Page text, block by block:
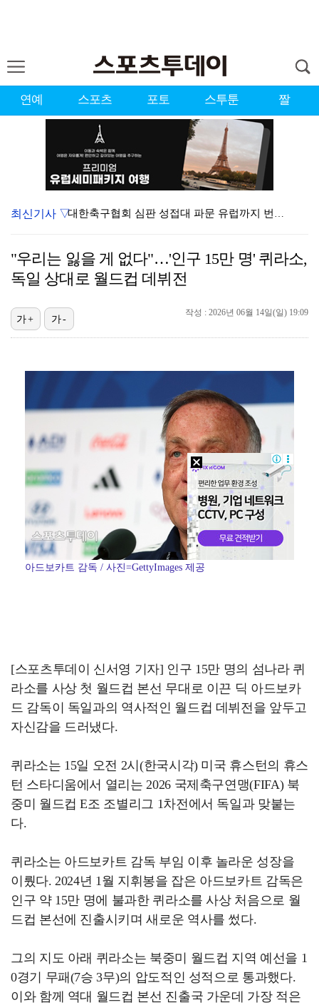
연예 스포츠 포토 스투툰 짤
대한축구협회 심판 성접대 파문 유럽까지 번졌다…佛 매체…
'첫 승 도전' 장은수 "우승 의식하기보다 내 플레이에…
[ST포토] 선수들 지켜보는 디에고 시메오네 감독
[ST포토] 이강인, 달리는 슛돌이
[ST포토] 이강인, 이적 후 팬들 앞에서 첫 일정
[ST포토] 이강인 보는 토마르마
[ST포토] 이강인, 환하게 웃으며
최신기사 ▽
"우리는 잃을 게 없다"…'인구 15만 명' 퀴라소,
독일 상대로 월드컵 데뷔전
작성 : 2026년 06월 14일(일) 19:09
가+ 가-
아드보카트 감독 / 사진=GettyImages 제공
[스포츠투데이 신서영 기자] 인구 15만 명의 섬나라 퀴
라소를 사상 첫 월드컵 본선 무대로 이끈 딕 아드보카
드 감독이 독일과의 역사적인 월드컵 데뷔전을 앞두고
자신감을 드러냈다.
퀴라소는 15일 오전 2시(한국시각) 미국 휴스턴의 휴스
턴 스타디움에서 열리는 2026 국제축구연맹(FIFA) 북
중미 월드컵 E조 조별리그 1차전에서 독일과 맞붙는
다.
퀴라소는 아드보카트 감독 부임 이후 놀라운 성장을
이뤘다. 2024년 1월 지휘봉을 잡은 아드보카트 감독은
인구 약 15만 명에 불과한 퀴라소를 사상 처음으로 월
드컵 본선에 진출시키며 새로운 역사를 썼다.
그의 지도 아래 퀴라소는 북중미 월드컵 지역 예선을 1
0경기 무패(7승 3무)의 압도적인 성적으로 통과했다.
이와 함께 역대 월드컵 본선 진출국 가운데 가장 적은